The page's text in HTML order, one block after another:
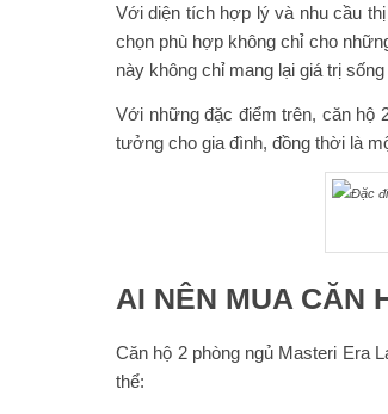
Với diện tích hợp lý và nhu cầu
chọn phù hợp không chỉ cho
này không chỉ mang lại giá trị
Với những đặc điểm trên, căn hộ
tưởng cho gia đình, đồng thời là
AI NÊN MUA CĂN
Căn hộ 2 phòng ngủ Masteri Era
thể: